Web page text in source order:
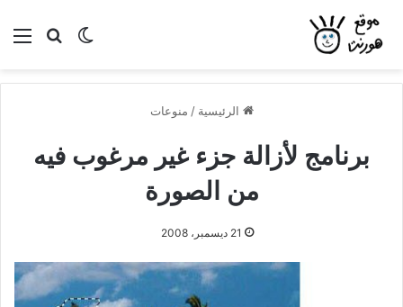
بحثالوضع
الرئيسية / منوعات
برنامج لأزالة جزء غير مرغوب فيه
من الصورة
21 ديسمبر، 2008